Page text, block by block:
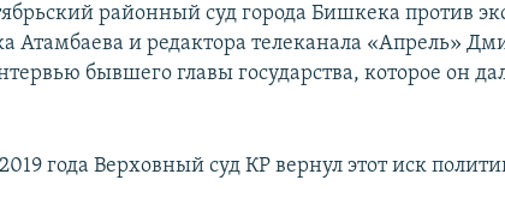
районный суд города Бишкека против
Атамбаева и редактора телеканала «Апрель»
бывшего главы государства, которое он
года Верховный суд КР вернул этот иск